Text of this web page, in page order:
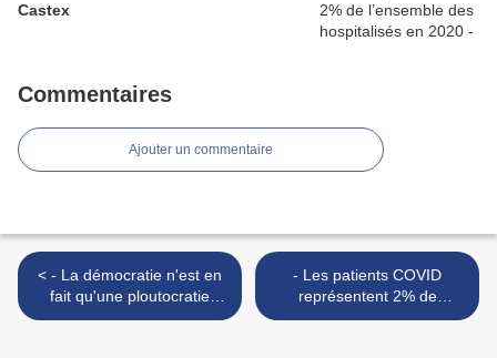
Castex
Commentaires
Ajouter un commentaire
< - La démocratie n'est en
fait qu'une ploutocratie
créée par l'oligarchie -
- Les patients COVID
représentent 2% de
l’ensemble des hospitalisés